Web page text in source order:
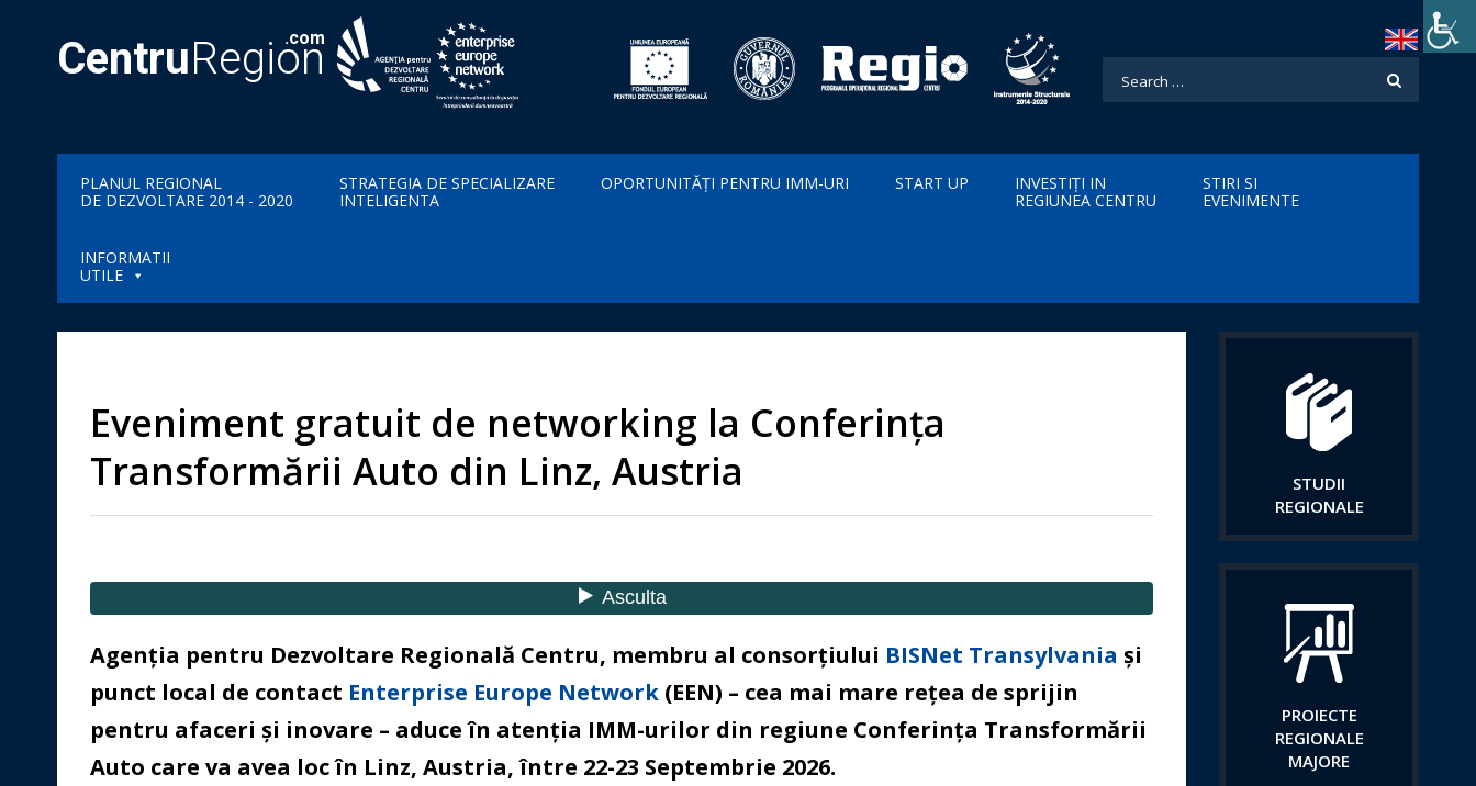
CentruRegion
.com
PLANUL REGIONAL
DE DEZVOLTARE 2014 - 2020
STRATEGIA DE SPECIALIZARE
INTELIGENTA
OPORTUNITĂȚI PENTRU IMM-URI START UP
INVESTIȚI IN
REGIUNEA CENTRU
STIRI SI
EVENIMENTE
INFORMATII
UTILE
Eveniment gratuit de networking la Conferința
Transformării Auto din Linz, Austria
Agenția pentru Dezvoltare Regională Centru, membru al consorțiului BISNet Transylvania și
punct local de contact Enterprise Europe Network (EEN) – cea mai mare rețea de sprijin
pentru afaceri și inovare – aduce în atenția IMM-urilor din regiune Conferința Transformării
Auto care va avea loc în Linz, Austria, între 22-23 Septembrie 2026.
STUDII
REGIONALE
PROIECTE
REGIONALE
MAJORE